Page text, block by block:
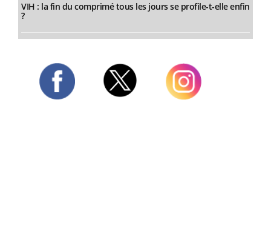
VIH : la fin du comprimé tous les jours se profile-t-elle enfin
?